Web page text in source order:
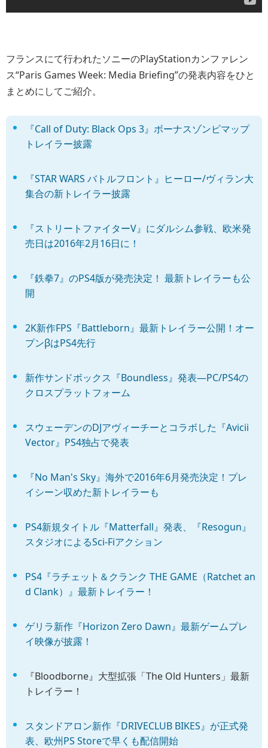
フランスにて行われたソニーのPlayStationカンファレン
ス“Paris Games Week: Media Briefing”の発表内容をひと
まとめにしてご紹介。
『Call of Duty: Black Ops 3』ボーナスゾンビマップ
トレイラー披露
『STAR WARS バトルフロント』ヒーロー/ヴィラン大
集合の新トレイラー披露
『ストリートファイターV』にダルシム参戦、欧米発
売日は2016年2月16日に！
『鉄拳7』のPS4版が発売決定！ 最新トレイラーも公
開
2K新作FPS『Battleborn』最新トレイラー公開！オー
プンβはPS4先行
新作サンドボックス『Boundless』発表―PC/PS4の
クロスプラットフォーム
スウェーデンのDJアヴィーチーとコラボした『Avicii
Vector』PS4独占で発表
『No Man's Sky』海外で2016年6月発売決定！プレ
イシーン収めた新トレイラーも
PS4新規タイトル『Matterfall』発表、『Resogun』
スタジオによるSci-Fiアクション
PS4『ラチェット＆クランク THE GAME（Ratchet an
d Clank）』最新トレイラー！
ゲリラ新作『Horizon Zero Dawn』最新ゲームプレ
イ映像が披露！
『Bloodborne』大型拡張「The Old Hunters」最新
トレイラー！
スタンドアロン新作『DRIVECLUB BIKES』が正式発
表、欧州PS Storeで早くも配信開始